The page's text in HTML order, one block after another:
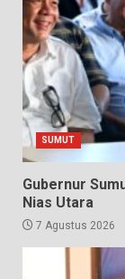
SUMUT
Gubernur
Nias Utara
7 Agustus 2026